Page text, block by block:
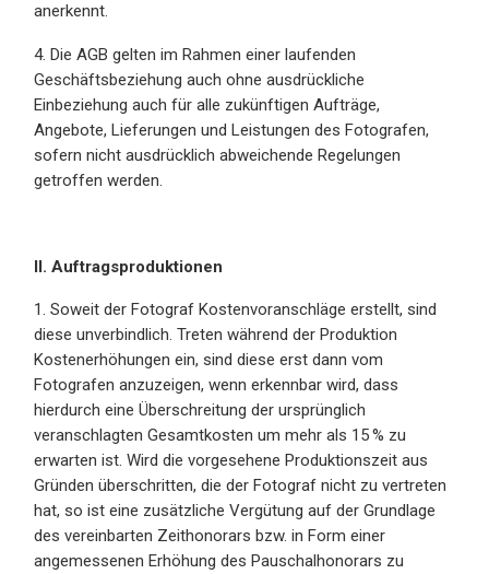
anerkennt.
4. Die AGB gelten im Rahmen einer laufenden
Geschäftsbeziehung auch ohne ausdrückliche
Einbeziehung auch für alle zukünftigen Aufträge,
Angebote, Lieferungen und Leistungen des Fotografen,
sofern nicht ausdrücklich abweichende Regelungen
getroffen werden.
II. Auftragsproduktionen
1. Soweit der Fotograf Kostenvoranschläge erstellt, sind
diese unverbindlich. Treten während der Produktion
Kostenerhöhungen ein, sind diese erst dann vom
Fotografen anzuzeigen, wenn erkennbar wird, dass
hierdurch eine Überschreitung der ursprünglich
veranschlagten Gesamtkosten um mehr als 15 % zu
erwarten ist. Wird die vorgesehene Produktionszeit aus
Gründen überschritten, die der Fotograf nicht zu vertreten
hat, so ist eine zusätzliche Vergütung auf der Grundlage
des vereinbarten Zeithonorars bzw. in Form einer
angemessenen Erhöhung des Pauschalhonorars zu